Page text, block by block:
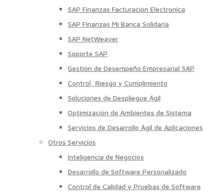
SAP Finanzas Facturación Electronica
SAP Finanzas Mi Banca Solidaria
SAP NetWeaver
Soporte SAP
Gestión de Desempeño Empresarial SAP
Control, Riesgo y Cumplimiento
Soluciones de Despliegue Ágil
Optimización de Ambientes de Sistema
Servicios de Desarrollo Ágil de Aplicaciones
Otros Servicios
Inteligencia de Negocios
Desarrollo de Software Personalizado
Control de Calidad y Pruebas de Software